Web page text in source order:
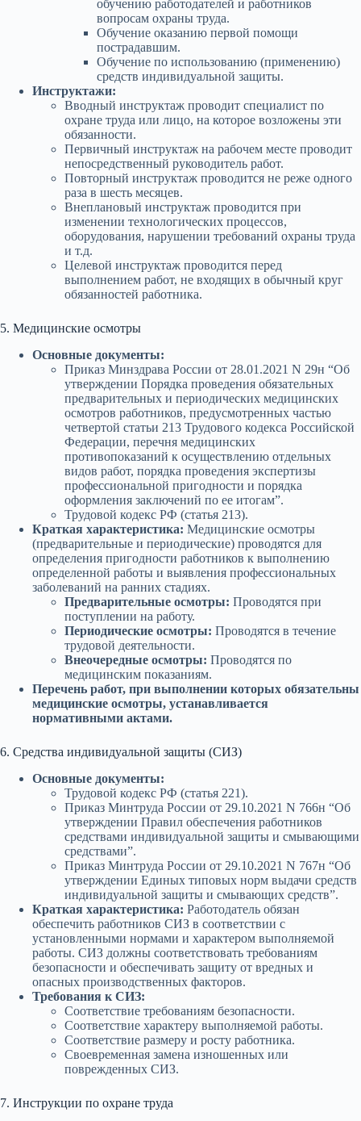
обучению работодателей и работников
вопросам охраны труда.
Обучение оказанию первой помощи
пострадавшим.
Обучение по использованию (применению)
средств индивидуальной защиты.
Инструктажи:
Вводный инструктаж проводит специалист по
охране труда или лицо, на которое возложены эти
обязанности.
Первичный инструктаж на рабочем месте проводит
непосредственный руководитель работ.
Повторный инструктаж проводится не реже одного
раза в шесть месяцев.
Внеплановый инструктаж проводится при
изменении технологических процессов,
оборудования, нарушении требований охраны труда
и т.д.
Целевой инструктаж проводится перед
выполнением работ, не входящих в обычный круг
обязанностей работника.
5. Медицинские осмотры
Основные документы:
Приказ Минздрава России от 28.01.2021 N 29н “Об
утверждении Порядка проведения обязательных
предварительных и периодических медицинских
осмотров работников, предусмотренных частью
четвертой статьи 213 Трудового кодекса Российской
Федерации, перечня медицинских
противопоказаний к осуществлению отдельных
видов работ, порядка проведения экспертизы
профессиональной пригодности и порядка
оформления заключений по ее итогам”.
Трудовой кодекс РФ (статья 213).
Краткая характеристика: Медицинские осмотры
(предварительные и периодические) проводятся для
определения пригодности работников к выполнению
определенной работы и выявления профессиональных
заболеваний на ранних стадиях.
Предварительные осмотры: Проводятся при
поступлении на работу.
Периодические осмотры: Проводятся в течение
трудовой деятельности.
Внеочередные осмотры: Проводятся по
медицинским показаниям.
Перечень работ, при выполнении которых обязательны
медицинские осмотры, устанавливается
нормативными актами.
6. Средства индивидуальной защиты (СИЗ)
Основные документы:
Трудовой кодекс РФ (статья 221).
Приказ Минтруда России от 29.10.2021 N 766н “Об
утверждении Правил обеспечения работников
средствами индивидуальной защиты и смывающими
средствами”.
Приказ Минтруда России от 29.10.2021 N 767н “Об
утверждении Единых типовых норм выдачи средств
индивидуальной защиты и смывающих средств”.
Краткая характеристика: Работодатель обязан
обеспечить работников СИЗ в соответствии с
установленными нормами и характером выполняемой
работы. СИЗ должны соответствовать требованиям
безопасности и обеспечивать защиту от вредных и
опасных производственных факторов.
Требования к СИЗ:
Соответствие требованиям безопасности.
Соответствие характеру выполняемой работы.
Соответствие размеру и росту работника.
Своевременная замена изношенных или
поврежденных СИЗ.
7. Инструкции по охране труда